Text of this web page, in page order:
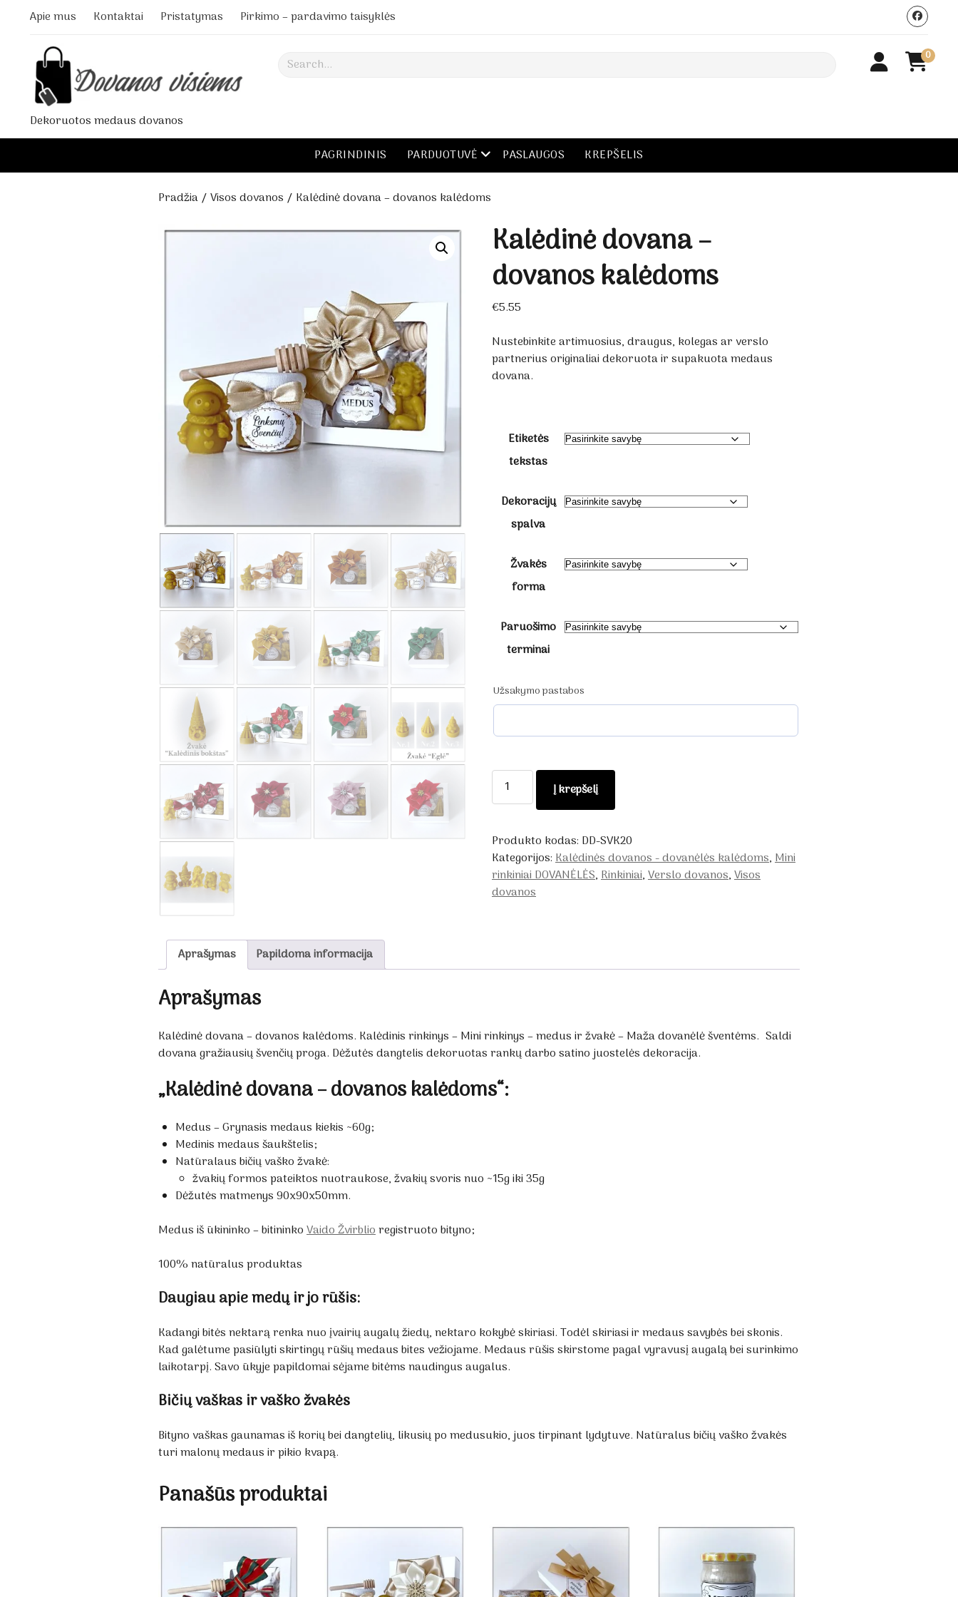
Apie mus Kontaktai Pristatymas Pirkimo – pardavimo taisyklės
Dekoruotos medaus dovanos
Search 0
PAGRINDINIS PARDUOTUVĖ open menu
PASLAUGOS KREPŠELIS
Pradžia/Visos dovanos / Kalėdinė dovana – dovanos kalėdoms
Kalėdinė dovana –
dovanos kalėdoms
€5.55
Nustebinkite artimuosius, draugus, kolegas ar verslo
partnerius originaliai dekoruota ir supakuota medaus
dovana.
Etiketės
tekstas
Dekoracijų
spalva
Žvakės
forma
Paruošimo
terminai
Užsakymo pastabos
produkto
kiekis:
-
dovanos
kalėdoms
Į krepšelį
Produkto kodas: DD-SVK20
Kategorijos:Kalėdinės dovanos - dovanėlės kalėdoms,Mini
rinkiniai DOVANĖLĖS,Rinkiniai,Verslo dovanos,Visos
dovanos
Aprašymas Papildoma informacija
Aprašymas
Kalėdinė dovana – dovanos kalėdoms. Kalėdinis rinkinys – Mini rinkinys – medus ir žvakė – Maža dovanėlė šventėms. Saldi
dovana gražiausių švenčių proga. Dėžutės dangtelis dekoruotas rankų darbo satino juostelės dekoracija.
„Kalėdinė dovana – dovanos kalėdoms“:
Medus – Grynasis medaus kiekis ~60g;
Medinis medaus šaukštelis;
Natūralaus bičių vaško žvakė:
žvakių formos pateiktos nuotraukose, žvakių svoris nuo ~15g iki 35g
Dėžutės matmenys 90x90x50mm.
Medus iš ūkininko – bitininkoVaido Žvirblioregistruoto bityno;
100% natūralus produktas
Daugiau apie medų ir jo rūšis:
Kadangi bitės nektarą renka nuo įvairių augalų žiedų, nektaro kokybė skiriasi. Todėl skiriasi ir medaus savybės bei skonis.
Kad galėtume pasiūlyti skirtingų rūšių medaus bites vežiojame. Medaus rūšis skirstome pagal vyravusį augalą bei surinkimo
laikotarpį. Savo ūkyje papildomai sėjame bitėms naudingus augalus.
Bičių vaškas ir vaško žvakės
Bityno vaškas gaunamas iš korių bei dangtelių, likusių po medusukio, juos tirpinant lydytuve. Natūralus bičių vaško žvakės
turi malonų medaus ir pikio kvapą.
Panašūs produktai